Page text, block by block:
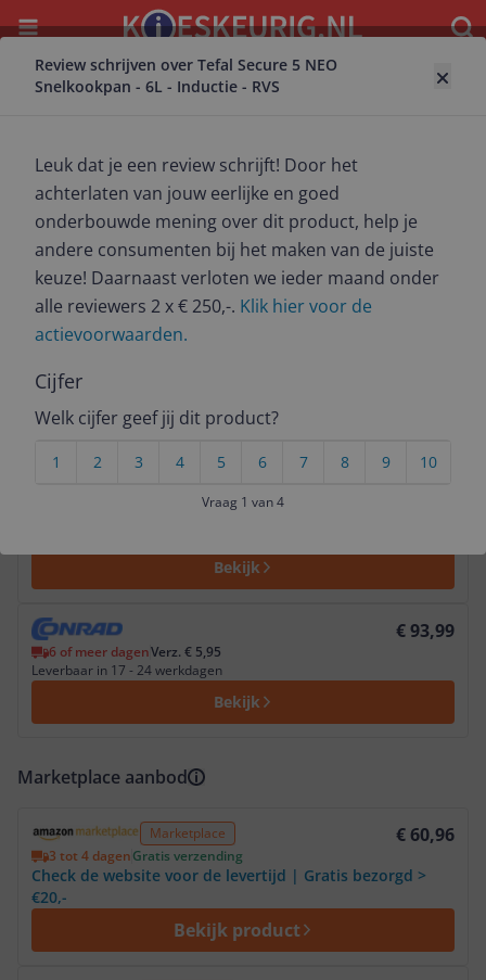
Menu
Terug naar pan
6.0(3)
Review schrijven over Tefal Secure 5 NEO
Snelkookpan - 6L - Inductie - RVS
Leuk dat je een review schrijft! Door het
achterlaten van jouw eerlijke en goed
onderbouwde mening over dit product, help je
andere consumenten bij het maken van de juiste
keuze! Daarnaast verloten we ieder maand onder
alle reviewers 2 x € 250,-. Klik hier voor de
actievoorwaarden.
Cijfer
Welk cijfer geef jij dit product?
10
9
8
7
6
5
4
3
2
1
Vraag 1 van 4
Alle 5 prijzen en aanbieders
Meest populaire keuze – Scherpste prijs!
Check de website voor de levertijd | Gratis bezorgd >
€20,-
Bekijk product
Bekijk product
Bekijk
€ 93,99
6 of meer dagenVerz. € 5,95
Leverbaar in 17 - 24 werkdagen
Bekijk
Bekijk product
Marketplace aanbod
Marketplace € 60,96
3 tot 4 dagenGratis verzending
Check de website voor de levertijd | Gratis bezorgd >
€20,-
Bekijk product